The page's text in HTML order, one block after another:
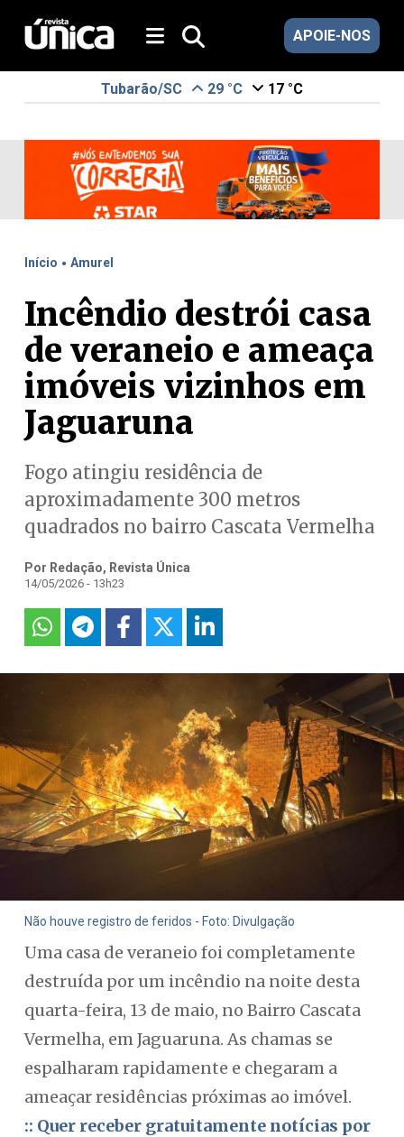
APOIE-NOS
Tubarão/SC 29 °C 17 °C
Início . Amurel
Incêndio destrói casa
de veraneio e ameaça
imóveis vizinhos em
Jaguaruna
Fogo atingiu residência de
aproximadamente 300 metros
quadrados no bairro Cascata Vermelha
Por Redação, Revista Única
14/05/2026 - 13h23
Não houve registro de feridos - Foto: Divulgação
Uma casa de veraneio foi completamente
destruída por um incêndio na noite desta
quarta-feira, 13 de maio, no Bairro Cascata
Vermelha, em Jaguaruna. As chamas se
espalharam rapidamente e chegaram a
ameaçar residências próximas ao imóvel.
:: Quer receber gratuitamente notícias por